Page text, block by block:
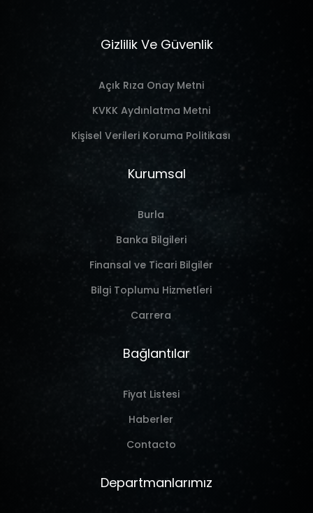
Gizlilik Ve Güvenlik
Açık Rıza Onay Metni
KVKK Aydınlatma Metni
Kişisel Verileri Koruma Politikası
Kurumsal
Burla
Banka Bilgileri
Finansal ve Ticari Bilgiler
Bilgi Toplumu Hizmetleri
Carrera
Bağlantılar
Fiyat Listesi
Haberler
Contacto
Departmanlarımız